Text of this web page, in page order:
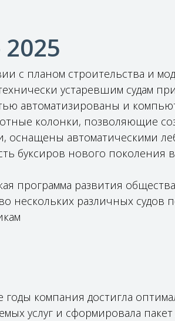
2025
с планом строительства и
устаревшим судам
автоматизированы и
колонки, позволяющие
оснащены автоматическими
буксиров нового поколения
программа развития
нескольких различных
годы компания достигла
услуг и сформировала